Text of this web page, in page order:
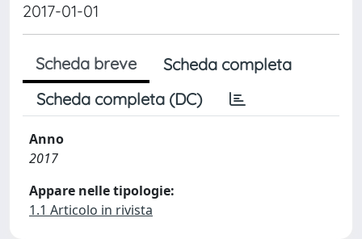
2017-01-01
Scheda breve
Scheda completa
Scheda completa (DC)
Anno
2017
Appare nelle tipologie:
1.1 Articolo in rivista